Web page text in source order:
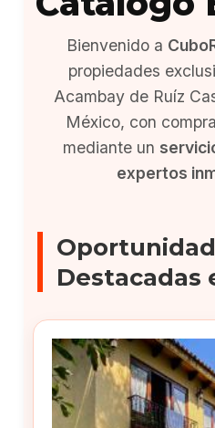
Bienvenido a
propiedades
Acambay de Ruíz
México, con
mediante un
expertos
Destacadas